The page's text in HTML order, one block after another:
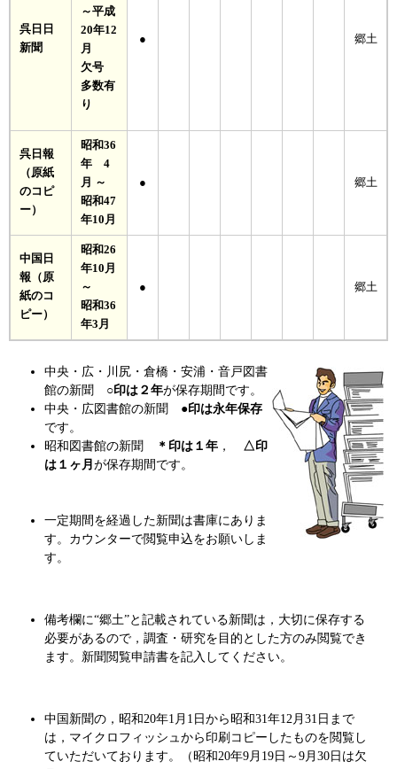
呉日日
新聞
～平成
20年12
月
欠号
多数有
り
● 郷土
呉日報
（原紙
のコピ
ー）
昭和36
年 4
月 ～
昭和47
年10月
● 郷土
中国日
報（原
紙のコ
ピー）
昭和26
年10月
～
昭和36
年3月
● 郷土
中央・広・川尻・倉橋・安浦・音戸図書
館の新聞 ○印は２年が保存期間です。
中央・広図書館の新聞 ●印は永年保存
です。
昭和図書館の新聞
＊印は１年 ， △印
は１ヶ月 が保存期間です。
一定期間を経過した新聞は書庫にありま
す。カウンターで閲覧申込をお願いしま
す。
備考欄に“郷土”と記載されている新聞は，大切に保存する
必要があるので，調査・研究を目的とした方のみ閲覧でき
ます。新聞閲覧申請書を記入してください。
中国新聞の，昭和20年1月1日から昭和31年12月31日まで
は，マイクロフィッシュから印刷コピーしたものを閲覧し
ていただいております。（昭和20年9月19日～9月30日は欠